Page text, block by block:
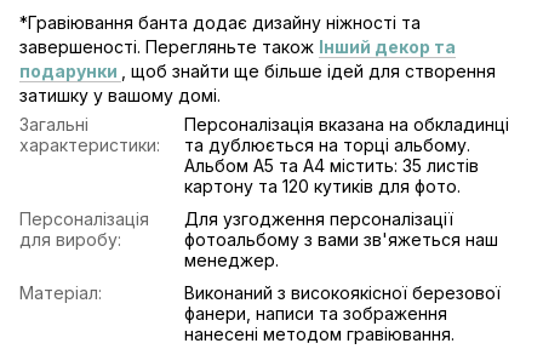
*Гравіювання банта додає дизайну ніжності та
завершеності. Перегляньте також Інший декор та
подарунки
, щоб знайти ще більше ідей для створення
затишку у вашому домі.
Загальні
характеристики:
Персоналізація вказана на обкладинці
та дублюється на торці альбому.
Альбом А5 та А4 містить: 35 листів
картону та 120 кутиків для фото.
Персоналізація
для виробу:
Для узгодження персоналізації
фотоальбому з вами зв'яжеться наш
менеджер.
Матеріал:
Виконаний з високоякісної березової
фанери, написи та зображення
нанесені методом гравіювання.